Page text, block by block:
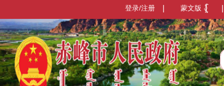
蒙文版
登录/注册